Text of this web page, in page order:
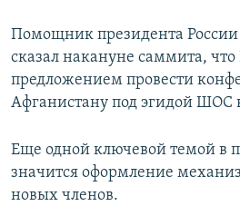
Помощник президента
сказал накануне саммита, что
предложением провести
Афганистану под эгидой ШОС
Еще одной ключевой темой в
значится оформление
новых членов.